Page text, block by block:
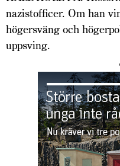
nazistofficer. Om han
högersväng och
uppsving.